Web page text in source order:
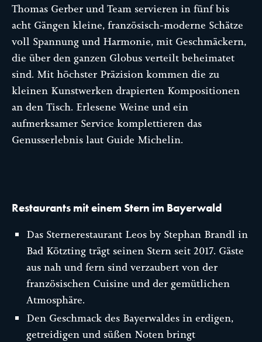
Thomas Gerber und Team servieren in fünf bis
acht Gängen kleine, französisch-moderne Schätze
voll Spannung und Harmonie, mit Geschmäckern,
die über den ganzen Globus verteilt beheimatet
sind. Mit höchster Präzision kommen die zu
kleinen Kunstwerken drapierten Kompositionen
an den Tisch. Erlesene Weine und ein
aufmerksamer Service komplettieren das
Genusserlebnis laut Guide Michelin.
Restaurants mit einem Stern im Bayerwald
Das Sternerestaurant Leos by Stephan Brandl in
Bad Kötzting trägt seinen Stern seit 2017. Gäste
aus nah und fern sind verzaubert von der
französischen Cuisine und der gemütlichen
Atmosphäre.
Den Geschmack des Bayerwaldes in erdigen,
getreidigen und süßen Noten bringt